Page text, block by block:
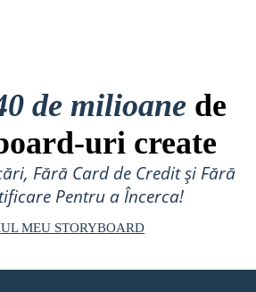
de milioane de
uri create
Fără Card de Credit și Fără
Pentru a Încerca!
MEU STORYBOARD